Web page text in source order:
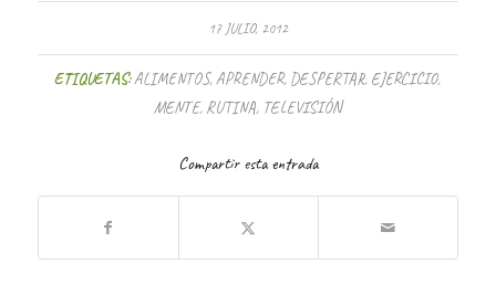
17 JULIO, 2012
ETIQUETAS:ALIMENTOS,APRENDER, DESPERTAR, EJERCICIO,
MENTE, RUTINA, TELEVISIÓN
Compartir esta entrada